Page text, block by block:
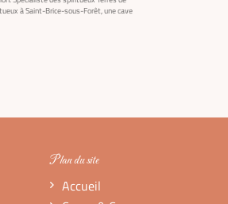
à Saint-Brice-sous-Forêt, une cave
Plan du site
Accueil